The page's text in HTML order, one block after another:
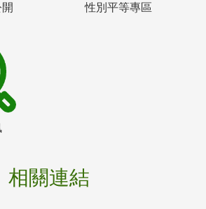
性別平等專區
相關連結